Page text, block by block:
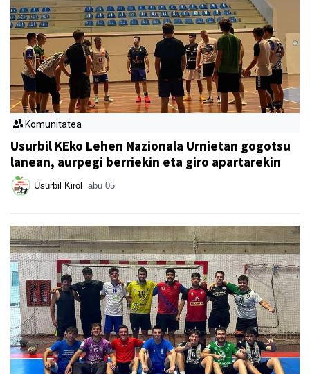
Komunitatea
Usurbil KEko Lehen Nazionala Urnietan gogotsu
lanean, aurpegi berriekin eta giro apartarekin
Usurbil Kirol abu 05